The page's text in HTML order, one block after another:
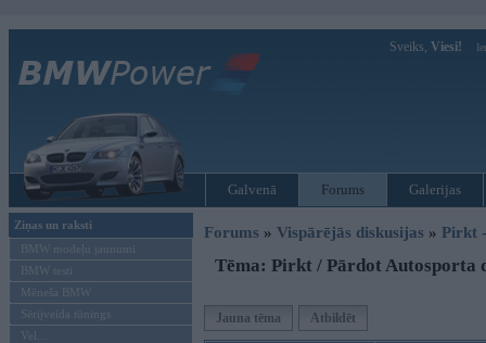
Sveiks, Viesi!
Galvenā Forums Galerijas
Ziņas un raksti
BMW modeļu jaunumi
BMW testi
Mēneša BMW
Sērijveida tūnings
Vel...
Forums » Vispārējās diskusijas » Pirkt
Tēma: Pirkt / Pārdot Autosporta
Jauna tēma Atbildēt